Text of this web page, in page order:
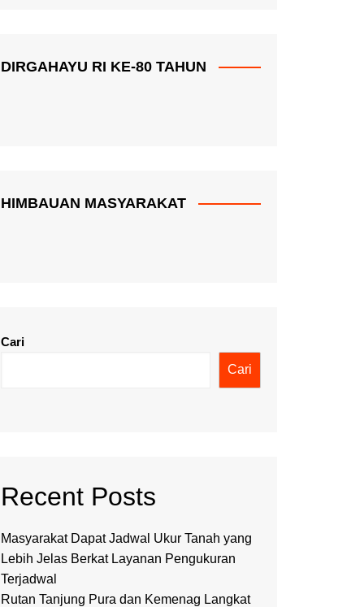
DIRGAHAYU RI KE-80 TAHUN
HIMBAUAN MASYARAKAT
Cari
Cari
Recent Posts
Masyarakat Dapat Jadwal Ukur Tanah yang
Lebih Jelas Berkat Layanan Pengukuran
Terjadwal
Rutan Tanjung Pura dan Kemenag Langkat